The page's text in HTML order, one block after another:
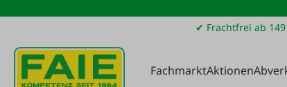
Hauptinhalt springen
Zur Suche springen
Zur Hauptnavigation springen
✔ Frachtfrei ab 149
FachmarktAktionen